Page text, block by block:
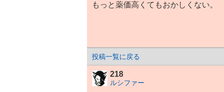
もっと薬価高くてもおかしくない。
投稿一覧に戻る
218
ルシファー